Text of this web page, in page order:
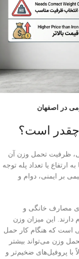
در اصفهان
چقدر است؟
ظرفیت تحمل وزن آن
ارتفاع یا تعداد پله توجه
بر ایمنی، دوام و
مصارف خانگی و
وزنی بین 120 تا 150 کیلوگرم دارند. این میزان وزن
است که هنگام کار حمل
وزن می‌تواند بیشتر
با پروفیل‌های ضخیم‌تر و